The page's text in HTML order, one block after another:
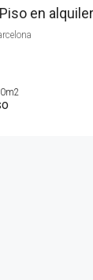
en alquiler
m2